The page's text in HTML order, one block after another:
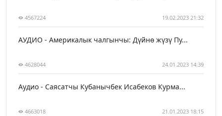
4567224 19.02.2023 21:32
АУДИО - Америкалык чалгынчы: Дүйнө жүзү Пу...
4628044 24.01.2023 14:39
Аудио - Саясатчы Кубанычбек Исабеков Курма...
4663018 21.01.2023 18:15